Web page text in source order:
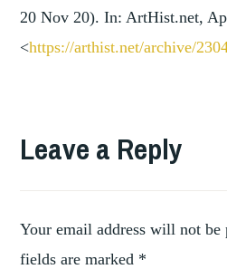
20 Nov 20). In: ArtHist.net,
<https://arthist.net/archive/2
PRIVATE
Leave a Reply
Your email address will not be
fields are marked *